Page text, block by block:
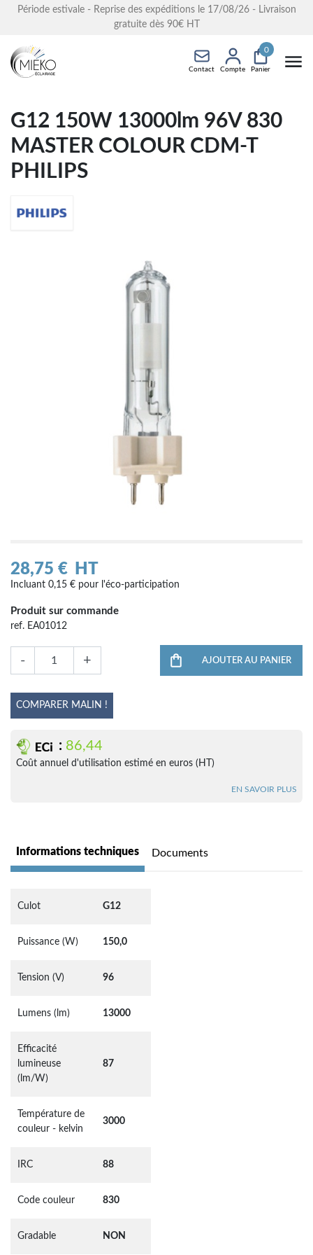
Période estivale - Reprise des expéditions le 17/08/26 - Livraison
gratuite dès 90€ HT
Contact Compte Panier
0
G12 150W 13000lm 96V 830
MASTER COLOUR CDM-T
PHILIPS
28,75 € HT
Incluant 0,15 € pour l'éco-participation
Produit sur commande
ref. EA01012
- + AJOUTER AU PANIER
COMPARER MALIN !
: 86,44
Coût annuel d'utilisation estimé en euros (HT)
EN SAVOIR PLUS
Informations techniques Documents
Culot G12
Puissance (W) 150,0
Tension (V) 96
Lumens (lm) 13000
Efficacité
lumineuse
(lm/W)
87
Température de
couleur - kelvin
3000
IRC 88
Code couleur 830
Gradable NON